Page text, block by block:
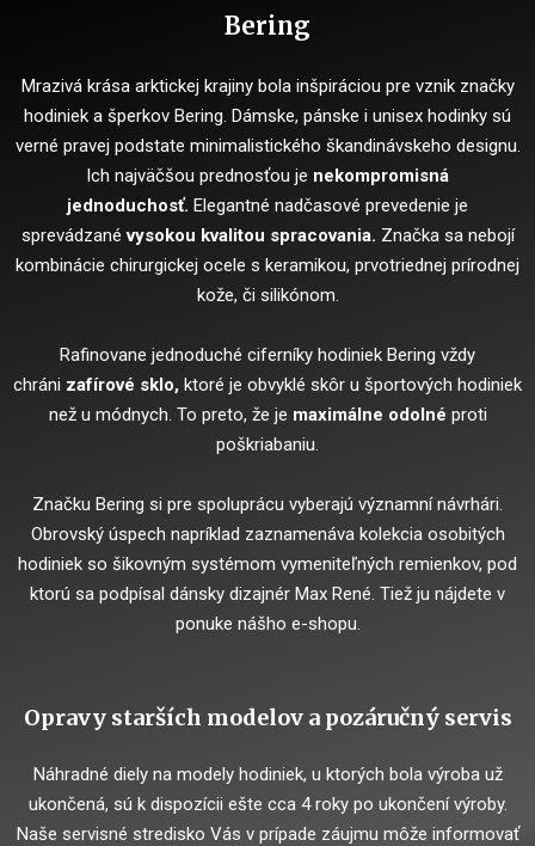
Bering
Mrazivá krása arktickej krajiny bola inšpiráciou pre vznik značky
hodiniek a šperkov Bering. Dámske, pánske i unisex hodinky sú
verné pravej podstate minimalistického škandinávskeho designu.
Ich najväčšou prednosťou je nekompromisná
jednoduchosť. Elegantné nadčasové prevedenie je
sprevádzanévysokou kvalitou spracovania. Značka sa nebojí
kombinácie chirurgickej ocele s keramikou, prvotriednej prírodnej
kože, či silikónom.
Rafinovane jednoduché ciferníky hodiniek Bering vždy
chráni zafírové sklo, ktoré je obvyklé skôr u športových hodiniek
než u módnych. To preto, že je maximálne odolné proti
poškriabaniu.
Značku Bering si pre spoluprácu vyberajú významní návrhári.
Obrovský úspech napríklad zaznamenáva kolekcia osobitých
hodiniek so šikovným systémom vymeniteľných remienkov, pod
ktorú sa podpísal dánsky dizajnér Max René. Tiež ju nájdete v
ponuke nášho e-shopu.
Opravy starších modelov a pozáručný servis
Náhradné diely na modely hodiniek, u ktorých bola výroba už
ukončená, sú k dispozícii ešte cca 4 roky po ukončení výroby.
Naše servisné stredisko Vás v prípade záujmu môže informovať